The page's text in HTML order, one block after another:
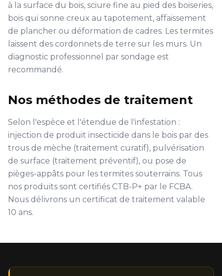
à la surface du bois, sciure fine au pied des boiseries,
bois qui sonne creux au tapotement, affaissement
de plancher ou déformation de cadres. Les termites
laissent des cordonnets de terre sur les murs. Un
diagnostic professionnel par sondage est
recommandé.
Nos méthodes de traitement
Selon l'espèce et l'étendue de l'infestation :
injection de produit insecticide dans le bois par des
trous de mèche (traitement curatif), pulvérisation
de surface (traitement préventif), ou pose de
pièges-appâts pour les termites souterrains. Tous
nos produits sont certifiés CTB-P+ par le FCBA.
Nous délivrons un certificat de traitement valable
10 ans.